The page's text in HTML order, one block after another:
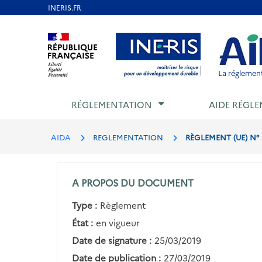
Aller au contenu Aller au menu Aller au
La
RÉGLEMENTATION AIDE
AIDA REGLEMENTATION RÈGLEMENT (UE)
A PROPOS DU DOCUMENT
Type : Règlement
État : en vigueur
Date de signature : 25/03/2019
Date de publication : 27/03/2019